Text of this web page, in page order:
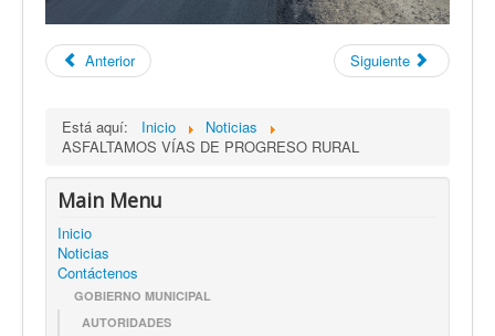
Anterior Siguiente
Está aquí: Inicio
Noticias
ASFALTAMOS VÍAS DE PROGRESO RURAL
Main Menu
Inicio
Noticias
Contáctenos
GOBIERNO MUNICIPAL
AUTORIDADES